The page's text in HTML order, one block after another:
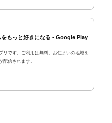
もっと好きになる - Google Play
リです。ご利用は無料。お住まいの地域を
配信されます。